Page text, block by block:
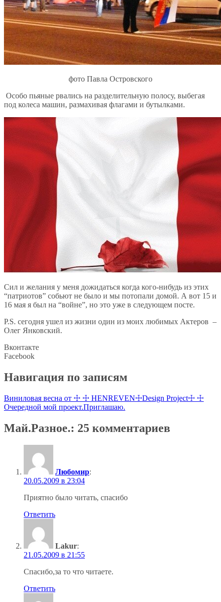
фото Павла Островского
Особо пьяные рвались на разделительную полосу, выбегая
под колеса машин, размахивая флагами и бутылками.
Сил и желания у меня дожидаться когда кого-нибудь из этих
“патриотов” собьют не было и мы потопали домой. А вот 15 и
16 мая я был на “войне”, но это уже в следующем посте.
P.S. сегодня ушел из жизни один из моих любимых Актеров –
Олег Янковский.
Вконтакте
Facebook
Навигация по записям
Виниловая весна от ☩ ☩ HENREVEN☩Design Project☩ ☩
Очередной мой проект.Приглашаю.
Май.Разное.: 25 комментариев
Любомир:
20.05.2009 в 23:04
Приятно было читать, спасибо
Ответить
Lakur:
21.05.2009 в 21:55
Спасибо,за то что читаете.
Ответить